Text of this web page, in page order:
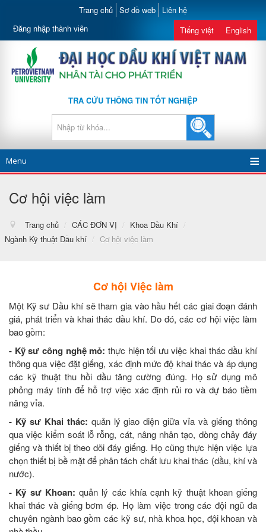
Trang chủ Sơ đồ web Liên hệ
Đăng nhập thành viên Tiếng việt English
TRA CỨU THÔNG TIN TỐT NGHIỆP
Menu
Cơ hội việc làm
Trang chủ / CÁC ĐƠN VỊ / Khoa Dầu Khí
/
Ngành Kỹ thuật Dầu khí / Cơ hội việc làm
Cơ hội Việc làm
Một Kỹ sư Dầu khí sẽ tham gia vào hầu hết các giai đoạn đánh
giá, phát triển và khai thác dầu khí. Do đó, các cơ hội việc làm
bao gồm:
- Kỹ sư công nghệ mỏ: thực hiện tối ưu việc khai thác dầu khí
thông qua việc đặt giếng, xác định mức độ khai thác và áp dụng
các kỹ thuật thu hồi dầu tăng cường đúng. Họ sử dụng mô
phỏng máy tính để hỗ trợ việc xác định rủi ro và dự báo tiềm
năng vỉa.
- Kỹ sư Khai thác: quản lý giao diện giữa vỉa và giếng thông
qua việc kiểm soát lỗ rỗng, cát, nâng nhân tạo, dòng chảy đáy
giếng và thiết bị theo dõi đáy giếng. Họ cũng thực hiện việc lựa
chọn thiết bị bề mặt để phân tách chất lưu khai thác (dầu, khí và
nước).
- Kỹ sư Khoan: quản lý các khía cạnh kỹ thuật khoan giếng
khai thác và giếng bơm ép. Họ làm việc trong các đội ngũ đa
chuyên ngành bao gồm các kỹ sư, nhà khoa học, đội khoan và